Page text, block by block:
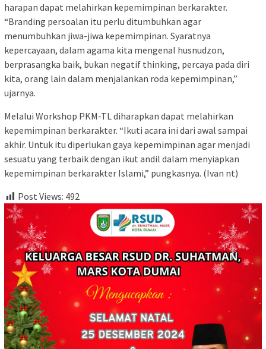
harapan dapat melahirkan kepemimpinan berkarakter.
“Branding persoalan itu perlu ditumbuhkan agar
menumbuhkan jiwa-jiwa kepemimpinan. Syaratnya
kepercayaan, dalam agama kita mengenal husnudzon,
berprasangka baik, bukan negatif thinking, percaya pada diri
kita, orang lain dalam menjalankan roda kepemimpinan,”
ujarnya.
Melalui Workshop PKM-TL diharapkan dapat melahirkan
kepemimpinan berkarakter. “Ikuti acara ini dari awal sampai
akhir. Untuk itu diperlukan gaya kepemimpinan agar menjadi
sesuatu yang terbaik dengan ikut andil dalam menyiapkan
kepemimpinan berkarakter Islami,” pungkasnya. (Ivan nt)
Post Views: 492